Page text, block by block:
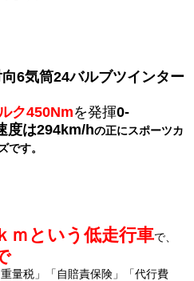
6気筒24バルブツインター
ク450Nmを発揮0-
度は294km/hの正にスポーツカ
です。
ｍという低走行車で、
量税」「自賠責保険」「代行費